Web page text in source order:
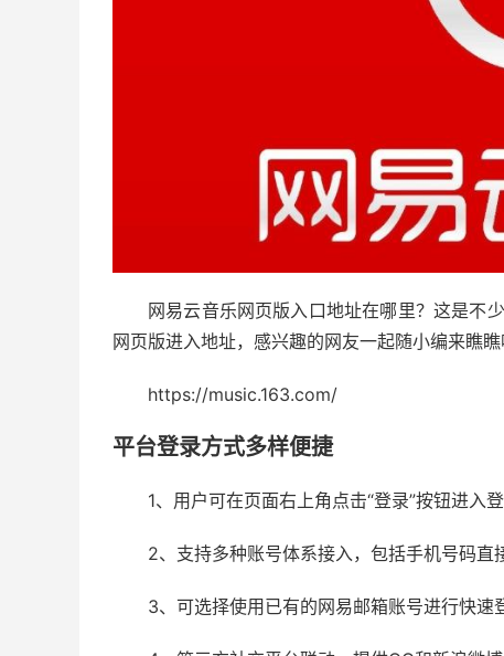
网易云音乐网页版入口地址在哪里？这是不
网页版进入地址，感兴趣的网友一起随小编来瞧瞧
https://music.163.com/
平台登录方式多样便捷
1、用户可在页面右上角点击“登录”按钮进入登
2、支持多种账号体系接入，包括手机号码直
3、可选择使用已有的网易邮箱账号进行快速